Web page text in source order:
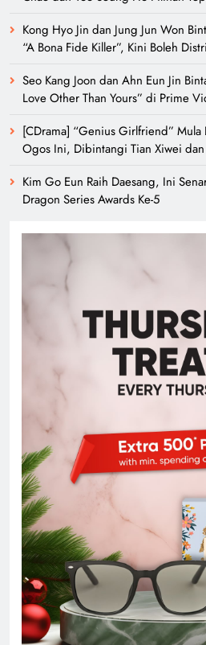
Kong Hyo Jin dan Jung Jun Won
“A Bona Fide Killer”, Kini Boleh
Seo Kang Joon dan Ahn Eun Jin
Love Other Than Yours” di Prime
[CDrama] “Genius Girlfriend”
Ogos Ini, Dibintangi Tian Xiwei
Kim Go Eun Raih Daesang, Ini
Dragon Series Awards Ke-5